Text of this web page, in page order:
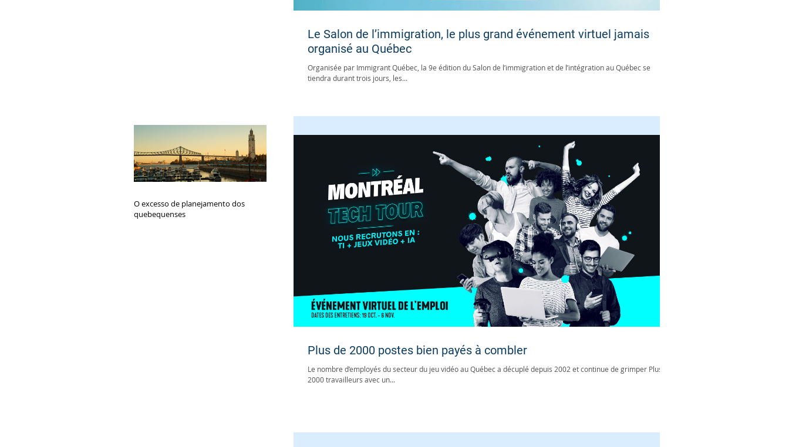
O excesso de planejamento dos
quebequenses
Le Salon de l’immigration, le plus grand événement virtuel jamais
organisé au Québec
Organisée par Immigrant Québec, la 9e édition du Salon de l’immigration et de l’intégration au Québec se
tiendra durant trois jours, les...
Plus de 2000 postes bien payés à combler
Le nombre d’employés du secteur du jeu vidéo au Québec a décuplé depuis 2002 et continue de grimper Plus de
2000 travailleurs avec un...